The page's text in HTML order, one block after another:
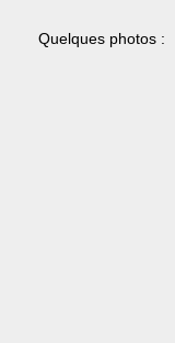
Quelques photos :